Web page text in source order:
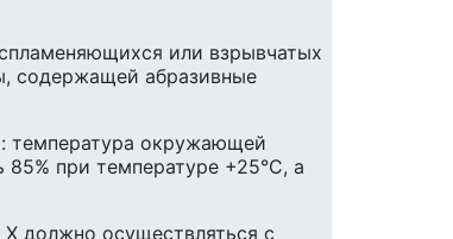
или взрывчатых
содержащей абразивные
температура окружающей
при температуре +25°С, а
должно осуществляться с